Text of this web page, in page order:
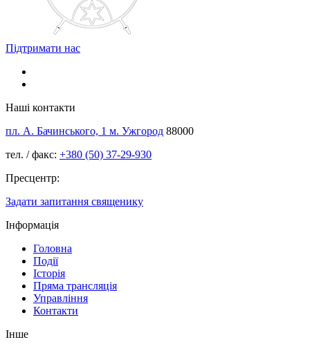
Підтримати нас
Наші контакти
пл. А. Бачинського, 1 м. Ужгород 88000
тел. / факс: +380 (50) 37-29-930
Пресцентр:
Задати запитання священику
Інформація
Головна
Події
Історія
Пряма трансляція
Управління
Контакти
Інше